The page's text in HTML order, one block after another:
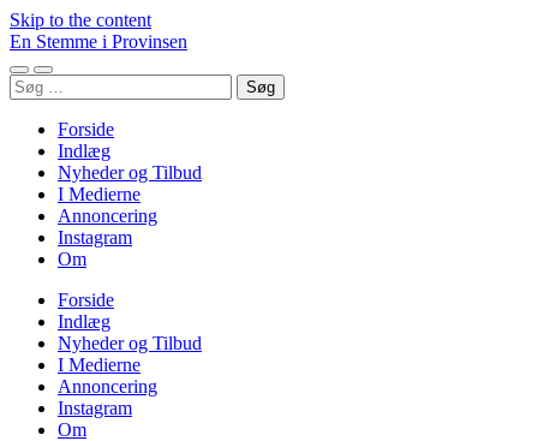
Skip to the content
En Stemme i Provinsen
Toggle
mobile
Toggle
search
Søg
efter:
Forside
Indlæg
Nyheder og Tilbud
I Medierne
Annoncering
Instagram
Om
Forside
Indlæg
Nyheder og Tilbud
I Medierne
Annoncering
Instagram
Om